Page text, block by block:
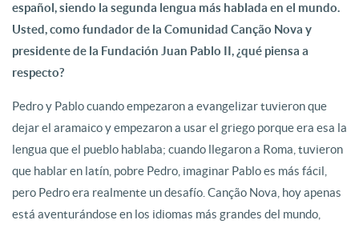
español, siendo la segunda lengua más hablada en el mundo.
Usted, como fundador de la Comunidad Canção Nova y
presidente de la Fundación Juan Pablo II, ¿qué piensa a
respecto?
Pedro y Pablo cuando empezaron a evangelizar tuvieron que
dejar el aramaico y empezaron a usar el griego porque era esa la
lengua que el pueblo hablaba; cuando llegaron a Roma, tuvieron
que hablar en latín, pobre Pedro, imaginar Pablo es más fácil,
pero Pedro era realmente un desafío. Canção Nova, hoy apenas
está aventurándose en los idiomas más grandes del mundo,